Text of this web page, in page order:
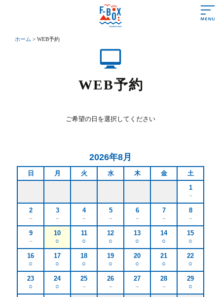
ホーム > WEB予約
WEB予約
ご希望の日を選択してください
2026年8月
日 月 火 水 木 金
土
1
－
2
－
3
－
4
－
5
－
6
－
7
－
8
－
9
－
10
○
11
○
12
○
13
○
14
○
15
○
16
○
17
○
18
○
19
○
20
○
21
○
22
○
23
○
24
○
25
－
26
－
27
－
28
－
29
○
遊び方＆ルール
初めての方
電話をかける
メールで問合せる